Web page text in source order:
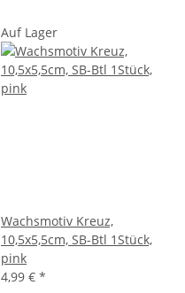
Auf Lager
Wachsmotiv Kreuz,
10,5x5,5cm, SB-Btl 1Stück,
pink
4,99 € *